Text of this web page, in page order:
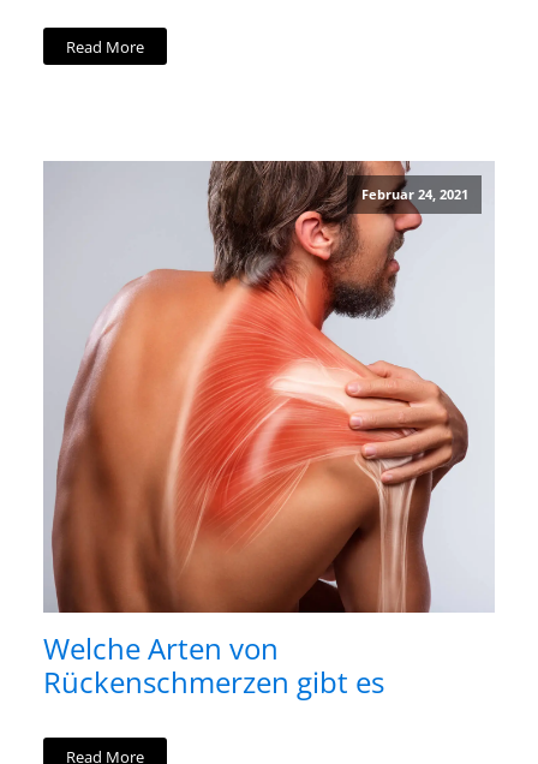
Read More
Februar 24, 2021
Welche Arten von
Rückenschmerzen gibt es
Read More